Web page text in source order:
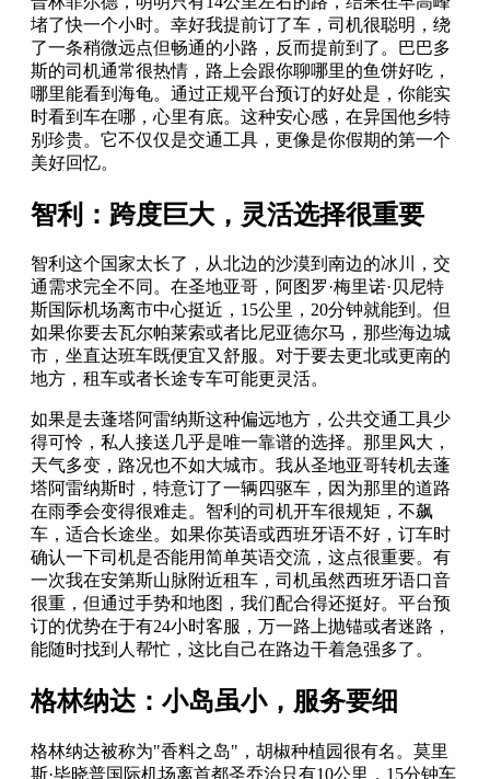
堵了快一个小时。幸好我提前订了车，司机很聪明，绕
了一条稍微远点但畅通的小路，反而提前到了。巴巴多
斯的司机通常很热情，路上会跟你聊哪里的鱼饼好吃，
哪里能看到海龟。通过正规平台预订的好处是，你能实
时看到车在哪，心里有底。这种安心感，在异国他乡特
别珍贵。它不仅仅是交通工具，更像是你假期的第一个
美好回忆。
智利：跨度巨大，灵活选择很重要
智利这个国家太长了，从北边的沙漠到南边的冰川，交
通需求完全不同。在圣地亚哥，阿图罗·梅里诺·贝尼特
斯国际机场离市中心挺近，15公里，20分钟就能到。但
如果你要去瓦尔帕莱索或者比尼亚德尔马，那些海边城
市，坐直达班车既便宜又舒服。对于要去更北或更南的
地方，租车或者长途专车可能更灵活。
如果是去蓬塔阿雷纳斯这种偏远地方，公共交通工具少
得可怜，私人接送几乎是唯一靠谱的选择。那里风大，
天气多变，路况也不如大城市。我从圣地亚哥转机去蓬
塔阿雷纳斯时，特意订了一辆四驱车，因为那里的道路
在雨季会变得很难走。智利的司机开车很规矩，不飙
车，适合长途坐。如果你英语或西班牙语不好，订车时
确认一下司机是否能用简单英语交流，这点很重要。有
一次我在安第斯山脉附近租车，司机虽然西班牙语口音
很重，但通过手势和地图，我们配合得还挺好。平台预
订的优势在于有24小时客服，万一路上抛锚或者迷路，
能随时找到人帮忙，这比自己在路边干着急强多了。
格林纳达：小岛虽小，服务要细
格林纳达被称为"香料之岛"，胡椒种植园很有名。莫里
斯·毕晓普国际机场离首都圣乔治只有10公里，15分钟车